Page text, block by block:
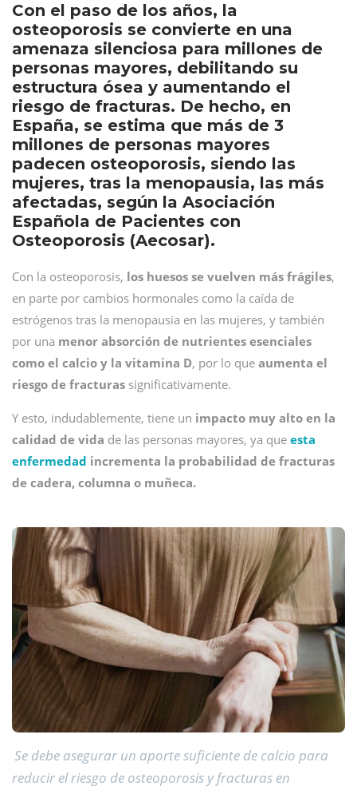
Con el paso de los años, la
osteoporosis se convierte en una
amenaza silenciosa para millones de
personas mayores, debilitando su
estructura ósea y aumentando el
riesgo de fracturas. De hecho, en
España, se estima que más de 3
millones de personas mayores
padecen osteoporosis, siendo las
mujeres, tras la menopausia, las más
afectadas, según la Asociación
Española de Pacientes con
Osteoporosis (Aecosar).
Con la osteoporosis, los huesos se vuelven más frágiles,
en parte por cambios hormonales como la caída de
estrógenos tras la menopausia en las mujeres, y también
por una menor absorción de nutrientes esenciales
como el calcio y la vitamina D, por lo que aumenta el
riesgo de fracturas significativamente.
Y esto, indudablemente, tiene un impacto muy alto en la
calidad de vida de las personas mayores, ya que esta
enfermedad incrementa la probabilidad de fracturas
de cadera, columna o muñeca.
Se debe asegurar un aporte suficiente de calcio para
reducir el riesgo de osteoporosis y fracturas en